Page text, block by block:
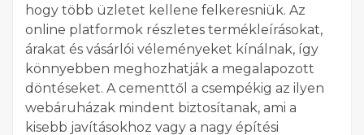
hogy több üzletet kellene felkeresniük. Az
online platformok részletes termékleírásokat,
árakat és vásárlói véleményeket kínálnak, így
könnyebben meghozhatják a megalapozott
döntéseket. A cementtől a csempékig az ilyen
webáruházak mindent biztosítanak, ami a
kisebb javításokhoz vagy a nagy építési